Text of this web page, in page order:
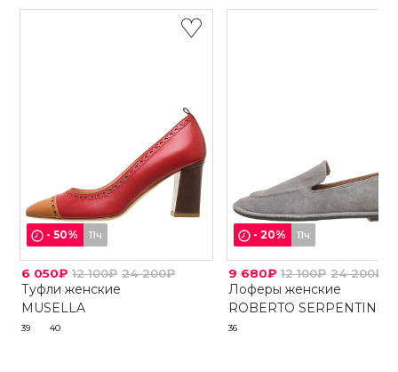
-50% 11ч
6 050₽ 12 100₽ 24 200₽
Туфли женские
MUSELLA
39 40
-20% 11ч
9 680₽ 12 100₽ 24 200₽
Лоферы женские
ROBERTO SERPENTINI
36